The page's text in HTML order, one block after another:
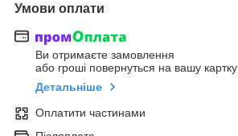
Умови оплати
Ви отримаєте замовлення
або гроші повернуться на вашу картку
Детальніше
Оплатити частинами